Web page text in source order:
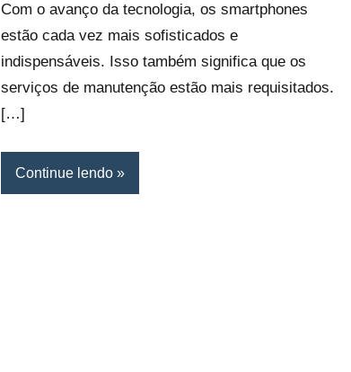
Com o avanço da tecnologia, os smartphones
estão cada vez mais sofisticados e
indispensáveis. Isso também significa que os
serviços de manutenção estão mais requisitados.
[…]
Continue lendo